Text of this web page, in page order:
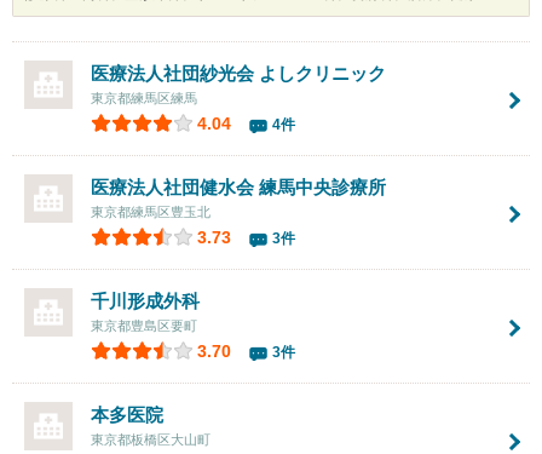
医療法人社団紗光会 よしクリニック
東京都練馬区練馬
4.04 4件
医療法人社団健水会練馬中央診療所
東京都練馬区豊玉北
3.73 3件
千川形成外科
東京都豊島区要町
3.70 3件
本多医院
東京都板橋区大山町